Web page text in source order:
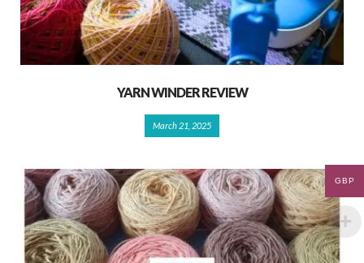
YARN WINDER REVIEW
March 21, 2025
GBP